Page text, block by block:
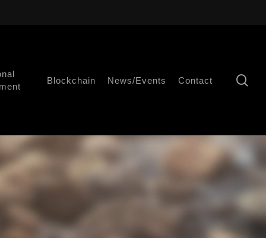
Blockchain News/Events Contact